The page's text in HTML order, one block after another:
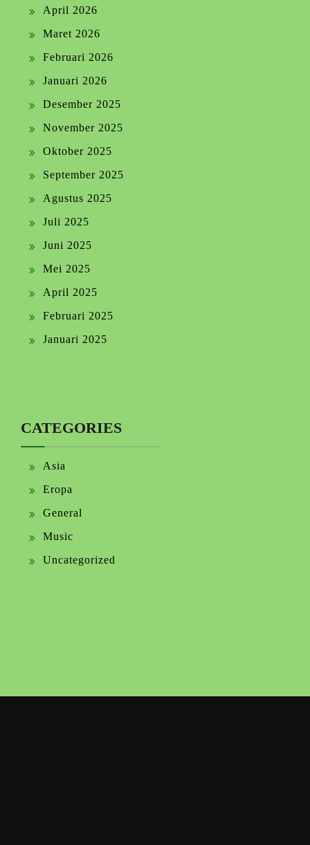
April 2026
Maret 2026
Februari 2026
Januari 2026
Desember 2025
November 2025
Oktober 2025
September 2025
Agustus 2025
Juli 2025
Juni 2025
Mei 2025
April 2025
Februari 2025
Januari 2025
CATEGORIES
Asia
Eropa
General
Music
Uncategorized